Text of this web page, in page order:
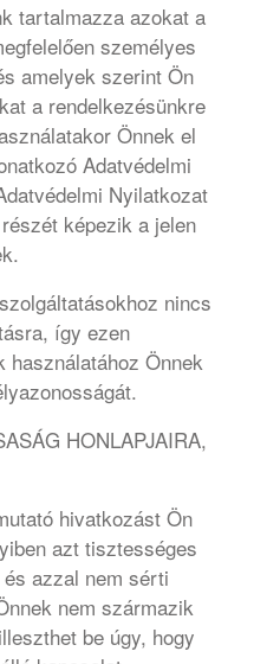
tartalmazza azokat a
személyes
amelyek szerint Ön
a rendelkezésünkre
Önnek el
Adatvédelmi
Nyilatkozat
képezik a jelen
nincs
így ezen
használatához Önnek
HONLAPJAIRA,
hivatkozást Ön
azt tisztességes
azzal nem sérti
nem származik
be úgy, hogy